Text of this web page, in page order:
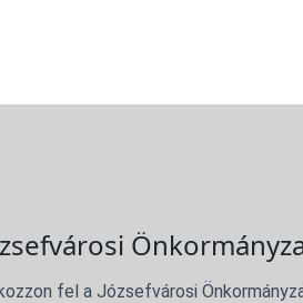
fel a Józsefvárosi